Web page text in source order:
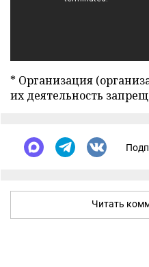
* Организация
их деятельность
Читать